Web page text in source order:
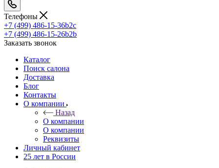
Телефоны
+7 (499) 486-15-36b2c
+7 (499) 486-15-26b2b
Заказать звонок
Каталог
Поиск салона
Доставка
Блог
Контакты
О компании
Назад
О компании
О компании
Реквизиты
Личный кабинет
25 лет в России